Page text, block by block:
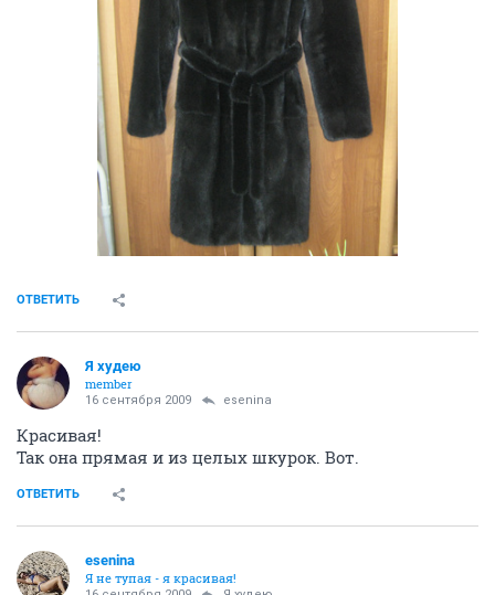
ОТВЕТИТЬ
Я худею
member
16 сентября 2009 esenina
Красивая!
Так она прямая и из целых шкурок. Вот.
ОТВЕТИТЬ
esenina
Я не тупая - я красивая!